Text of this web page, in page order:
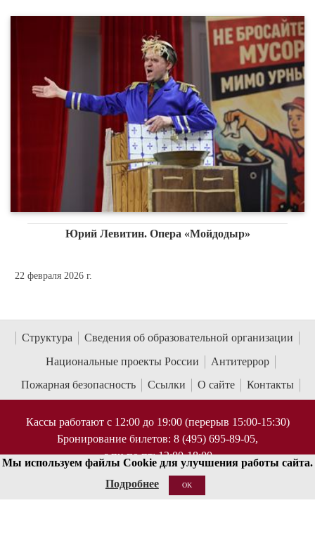
Юрий Левитин. Опера «Мойдодыр»
22 февраля 2026 г.
Структура
Сведения об образовательной организации
Национальные проекты России
Антитеррор
Пожарная безопасность
Ссылки О сайте Контакты
Кассы работают с 12:00 до 19:00 (перерыв 15:00-15:30)
Бронирование билетов: 8 (495) 695-89-05,
с пн по пт; 12:00-18:00
Справки по билетам: 8 (495) 629-91-68
Мы используем файлы Cookie для улучшения работы сайта.
Подробнее
OK